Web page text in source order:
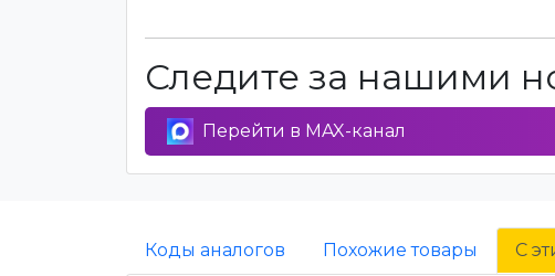
Следите за нашими
Перейти в MAX-канал
Коды аналогов Похожие товары С